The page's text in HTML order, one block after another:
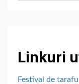
Linkuri
Festival de